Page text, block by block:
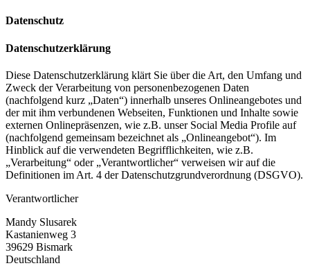
Datenschutz
Datenschutzerklärung
Diese Datenschutzerklärung klärt Sie über die Art, den Umfang und
Zweck der Verarbeitung von personenbezogenen Daten
(nachfolgend kurz „Daten“) innerhalb unseres Onlineangebotes und
der mit ihm verbundenen Webseiten, Funktionen und Inhalte sowie
externen Onlinepräsenzen, wie z.B. unser Social Media Profile auf
(nachfolgend gemeinsam bezeichnet als „Onlineangebot“). Im
Hinblick auf die verwendeten Begrifflichkeiten, wie z.B.
„Verarbeitung“ oder „Verantwortlicher“ verweisen wir auf die
Definitionen im Art. 4 der Datenschutzgrundverordnung (DSGVO).
Verantwortlicher
Mandy Slusarek
Kastanienweg 3
39629 Bismark
Deutschland